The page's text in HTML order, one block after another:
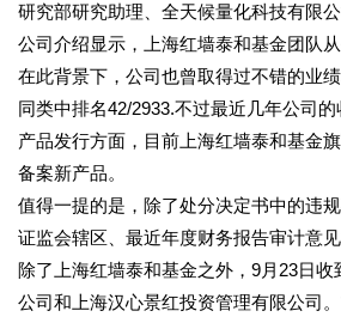
研究部研究助理、全天候量化科技有限
公司介绍显示，上海红墙泰和基金团队
在此背景下，公司也曾取得过不错的业
同类中排名42/2933.不过最近几年公司的
产品发行方面，目前上海红墙泰和基金
备案新产品。
值得一提的是，除了处分决定书中的违
证监会辖区、最近年度财务报告审计意
除了上海红墙泰和基金之外，9月23日
公司和上海汉心景红投资管理有限公司